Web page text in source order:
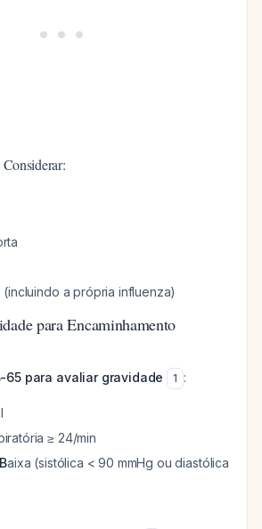
Considerar:
(incluindo a própria influenza)
para Encaminhamento
65 para avaliar gravidade 1 :
≥ 24/min
Baixa (sistólica < 90 mmHg ou diastólica